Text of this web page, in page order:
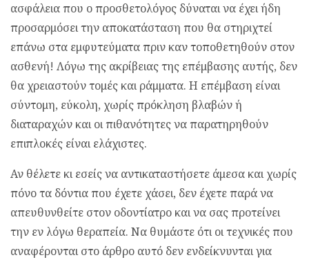
ασφάλεια που ο προσθετολόγος δύναται να έχει ήδη
προσαρμόσει την αποκατάσταση που θα στηριχτεί
επάνω στα εμφυτεύματα πριν καν τοποθετηθούν στον
ασθενή! Λόγω της ακρίβειας της επέμβασης αυτής, δεν
θα χρειαστούν τομές και ράμματα. Η επέμβαση είναι
σύντομη, εύκολη, χωρίς πρόκληση βλαβών ή
διαταραχών και οι πιθανότητες να παρατηρηθούν
επιπλοκές είναι ελάχιστες.
Αν θέλετε κι εσείς να αντικαταστήσετε άμεσα και χωρίς
πόνο τα δόντια που έχετε χάσει, δεν έχετε παρά να
απευθυνθείτε στον οδοντίατρο και να σας προτείνει
την εν λόγω θεραπεία. Να θυμάστε ότι οι τεχνικές που
αναφέρονται στο άρθρο αυτό δεν ενδείκνυνται για